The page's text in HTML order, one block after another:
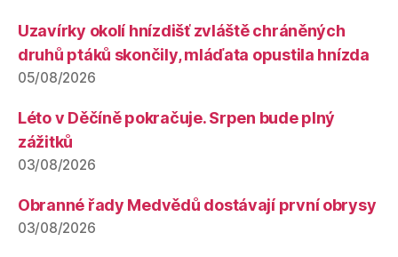
Uzavírky okolí hnízdišť zvláště chráněných
druhů ptáků skončily, mláďata opustila hnízda
05/08/2026
Léto v Děčíně pokračuje. Srpen bude plný
zážitků
03/08/2026
Obranné řady Medvědů dostávají první obrysy
03/08/2026